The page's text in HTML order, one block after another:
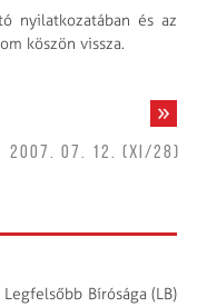
nyilatkozatában és az
köszön vissza.
2007. 07. 12. (XI/28)
Bírósága (LB)